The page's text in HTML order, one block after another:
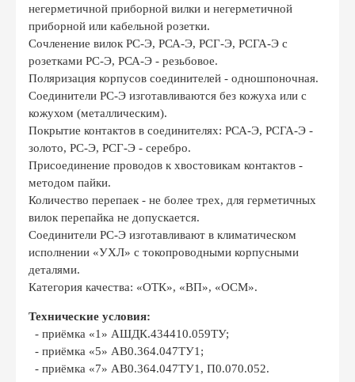
негерметичной приборной вилки и негерметичной
приборной или кабельной розетки.
Сочленение вилок РС-Э, РСА-Э, РСГ-Э, РСГА-Э с
розетками РС-Э, РСА-Э - резьбовое.
Поляризация корпусов соединителей - одношпоночная.
Соединители РС-Э изготавливаются без кожуха или с
кожухом (металлическим).
Покрытие контактов в соединителях: РСА-Э, РСГА-Э -
золото, РС-Э, РСГ-Э - серебро.
Присоединение проводов к хвостовикам контактов -
методом пайки.
Количество перепаек - не более трех, для герметичных
вилок перепайка не допускается.
Соединители РС-Э изготавливают в климатическом
исполнении «УХЛ» с токопроводными корпусными
деталями.
Категория качества: «ОТК», «ВП», «ОСМ».
Технические условия:
- приёмка «1» АШДК.434410.059ТУ;
- приёмка «5» АВ0.364.047ТУ1;
- приёмка «7» АВ0.364.047ТУ1, П0.070.052.